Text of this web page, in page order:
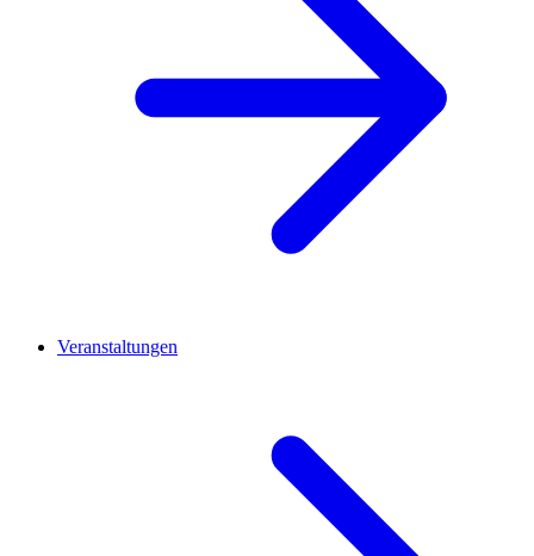
Veranstaltungen